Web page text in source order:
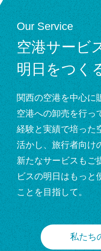
Our Service
空港サービ
明日をつく
関西の空港を中心に
空港への卸売を行っ
経験と実績で培った
活かし、旅行者向け
新たなサービスもご
ビスの明日はもっと
ことを目指して。
私たち